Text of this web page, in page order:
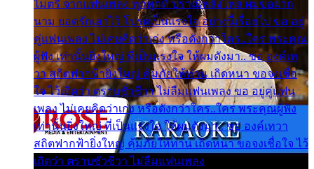
ไมตรี จากแฟนเพลง ทุกทุกที่ ปราณีหลั่งไหล ผมขอฝาก
นาม ยอดรักเอาไว้ โปรดเป็นแรงใจ อย่างนี้เรื่อยไป ขอ อยู่
คู่แฟนเพลง ไม่เคยคิดว่าเก่ง หรือดังกว่าใคร..ใคร พระคุณ
ผู้ฟัง เท่านั้นยิ่งใหญ่ ที่เป็นแรงใจ ให้ผมดังมา.. ขอ องค์เท
วา สถิตฟากฟ้ายิ่งใหญ่ คุ้มภัยให้ท่าน เถิดหนา ขอจงเชื่อ
ใจ ไว้เถิดว่า ตราบชั่วชีวา ไม่ลืมแฟนเพลง ขอ อยู่คู่แฟน
เพลง ไม่เคยคิดว่าเก่ง หรือดังกว่าใคร..ใคร พระคุณผู้ฟัง
เท่านั้นยิ่งใหญ่ ที่เป็นแรงใจ ให้ผมดังมา.. ขอ องค์เทวา
สถิตฟากฟ้ายิ่งใหญ่ คุ้มภัยให้ท่าน เถิดหนา ขอจงเชื่อใจ ไว้
เถิดว่า ตราบชั่วชีวา ไม่ลืมแฟนเพลง